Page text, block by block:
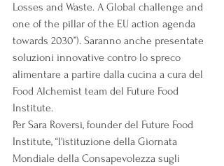
Losses and Waste. A Global challenge and
one of the pillar of the EU action agenda
towards 2030”). Saranno anche presentate
soluzioni innovative contro lo spreco
alimentare a partire dalla cucina a cura del
Food Alchemist team del Future Food
Institute.
Per Sara Roversi, founder del Future Food
Institute, “l'istituzione della Giornata
Mondiale della Consapevolezza sugli